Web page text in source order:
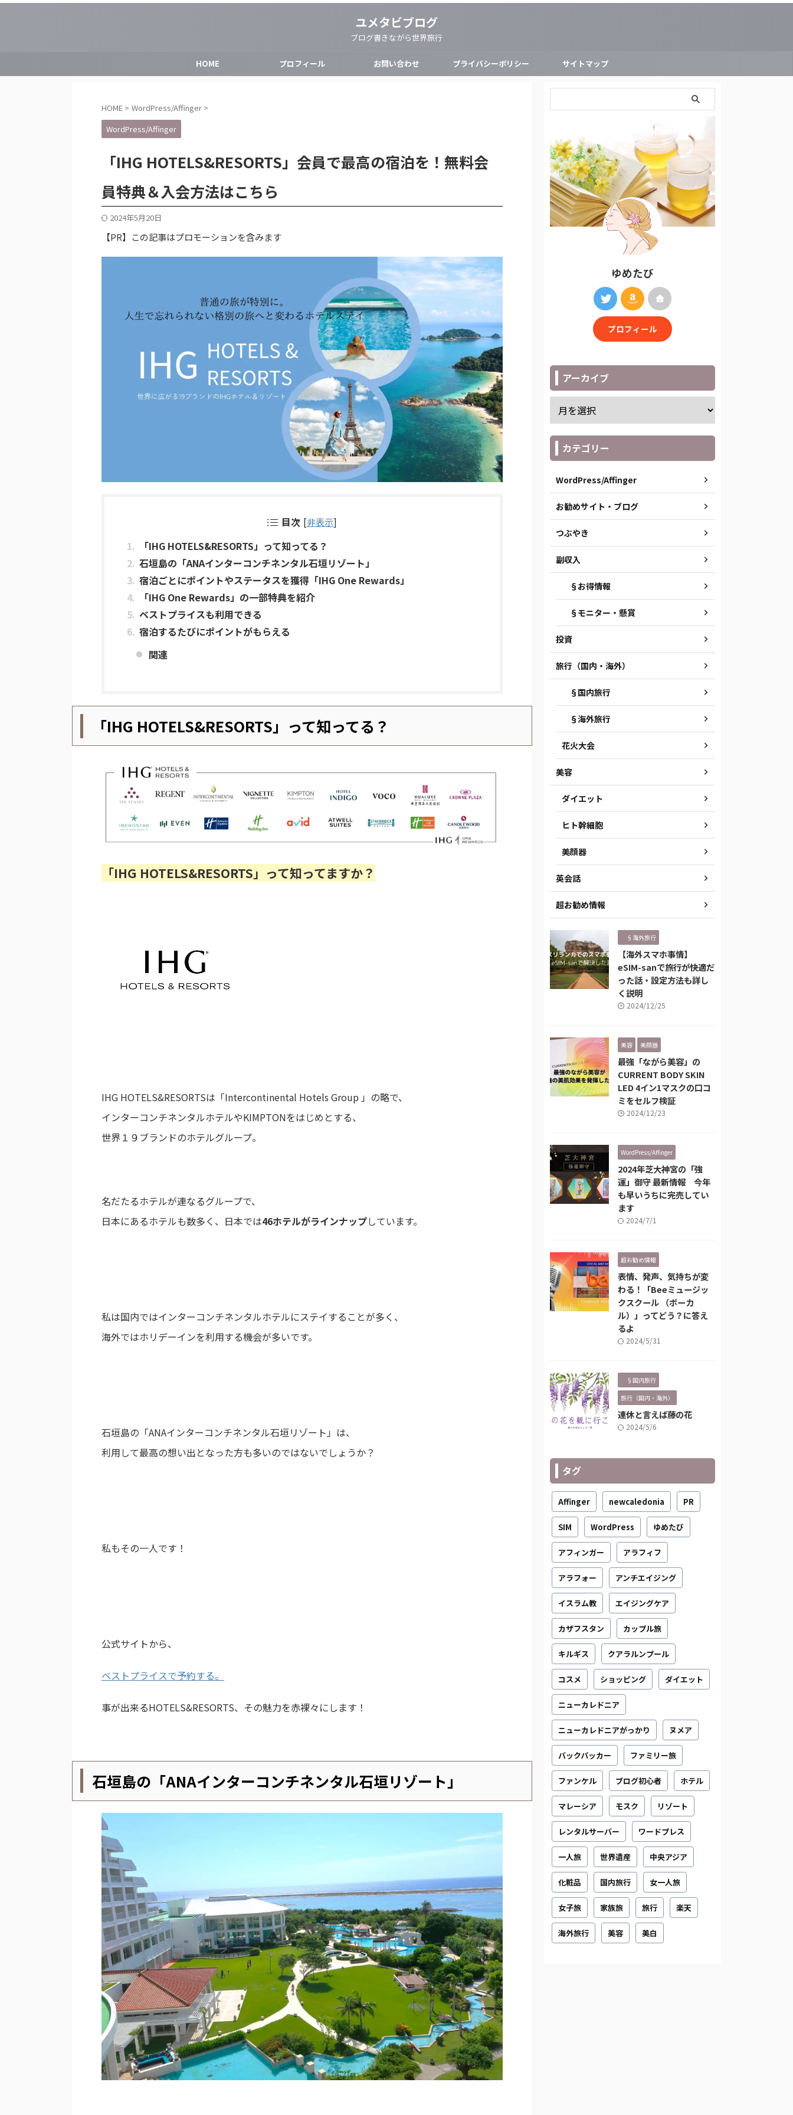
ユメタビブログ
ブログ書きながら世界旅行
HOME プロフィール お問い合わせ プライバシーポリシー サイトマップ
HOME > WordPress/Affinger >
WordPress/Affinger
「IHG HOTELS&RESORTS」会員で最高の宿泊を！無料会
員特典＆入会方法はこちら
2024年5月20日
【PR】この記事はプロモーションを含みます
目次 [非表示]
「IHG HOTELS&RESORTS」って知ってる？
石垣島の「ANAインターコンチネンタル石垣リゾート」
宿泊ごとにポイントやステータスを獲得「IHG One Rewards」
「IHG One Rewards」の一部特典を紹介
ベストプライスも利用できる
宿泊するたびにポイントがもらえる
関連
「IHG HOTELS&RESORTS」って知ってる？
「IHG HOTELS&RESORTS」って知ってますか？
IHG HOTELS&RESORTSは「Intercontinental Hotels Group 」の略で、
インターコンチネンタルホテルやKIMPTONをはじめとする、
世界１９ブランドのホテルグループ。
名だたるホテルが連なるグループで、
日本にあるホテルも数多く、日本では46ホテルがラインナップしています。
私は国内ではインターコンチネンタルホテルにステイすることが多く、
海外ではホリデーインを利用する機会が多いです。
石垣島の「ANAインターコンチネンタル石垣リゾート」は、
利用して最高の想い出となった方も多いのではないでしょうか？
私もその一人です！
公式サイトから、
ベストプライスで予約する。
事が出来るHOTELS&RESORTS、その魅力を赤裸々にします！
石垣島の「ANAインターコンチネンタル石垣リゾート」
ゆめたび
プロフィール
アーカイブ
カテゴリー
WordPress/Affinger
お勧めサイト・ブログ
つぶやき
副収入
§お得情報
§モニター・懸賞
投資
旅行（国内・海外）
§国内旅行
§海外旅行
花火大会
美容
ダイエット
ヒト幹細胞
美顔器
英会話
超お勧め情報
§海外旅行
【海外スマホ事情】
eSIM-sanで旅行が快適だ
った話・設定方法も詳し
く説明
2024/12/25
美容 美顔器
最強「ながら美容」の
CURRENT BODY SKIN
LED 4イン1マスクの口コ
ミをセルフ検証
2024/12/23
WordPress/Affinger
2024年芝大神宮の「強
運」御守 最新情報 今年
も早いうちに完売してい
ます
2024/7/1
超お勧め情報
表情、発声、気持ちが変
わる！「Beeミュージッ
クスクール （ボーカ
ル）」ってどう？に答え
るよ
2024/5/31
§国内旅行
旅行（国内・海外）
連休と言えば藤の花
2024/5/6
タグ
Affinger newcaledonia PR
SIM WordPress ゆめたび
アフィンガー アラフィフ
アラフォー アンチエイジング
イスラム教 エイジングケア
カザフスタン カップル旅
キルギス クアラルンプール
コスメ ショッピング ダイエット
ニューカレドニア
ニューカレドニアがっかり ヌメア
バックパッカー ファミリー旅
ファンケル ブログ初心者 ホテル
マレーシア モスク リゾート
レンタルサーバー ワードプレス
一人旅 世界遺産 中央アジア
化粧品 国内旅行 女一人旅
女子旅 家族旅 旅行 楽天
海外旅行 美容 美白